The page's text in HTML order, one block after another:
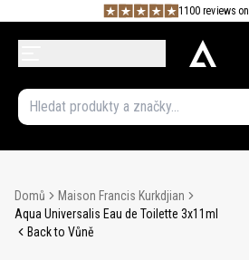
1100 reviews on
Domů
Maison Francis Kurkdjian
Aqua Universalis Eau de Toilette 3x11ml
Back to Vůně